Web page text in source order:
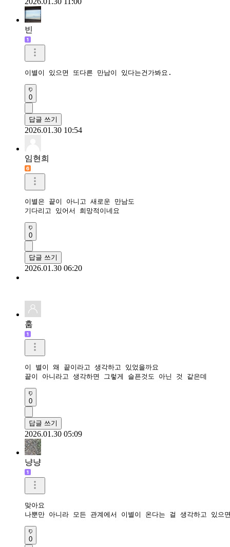
빈
이별이 있으면 또다른 만남이 있다는건가봐요.
0
답글 쓰기
2026.01.30 10:54
임현희
이별은 끝이 아니고 새로운 만남도
기다리고 있어서 희망적이네요
0
답글 쓰기
2026.01.30 06:20
훔
이 별이 왜 끝이라고 생각하고 있었을까요
끝이 아니라고 생각하면 그렇게 슬픈것도 아닌 것 같은데
0
답글 쓰기
2026.01.30 05:09
냥냥
맞아요
나뿐만 아니라 모든 관계에서 이별이 온다는 걸 생각하고 있으
0